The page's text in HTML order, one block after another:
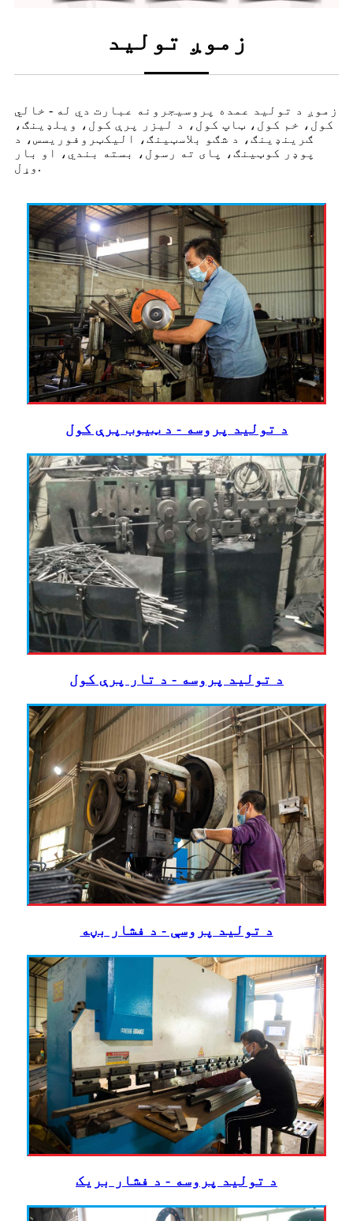
زموږ تولید
زموږ د تولید عمده پروسیجرونه عبارت دي له - خالي
کول، خم کول، ټاپ کول، د لیزر پرې کول، ویلډینګ،
ګرینډینګ، د شګو بلاسټینګ، الیکټروفوریسس، د
پوډر کوټینګ، پای ته رسول، بسته بندي، او بار
وړل.
د تولید پروسه - د ټیوب پرې کول
د تولید پروسه - د تار پرې کول
د تولید پروسې - د فشار بڼه
د تولید پروسه - د فشار بریک